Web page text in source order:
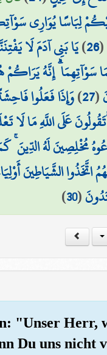
لِبَاسًا يُوَارِي
(
26
)يَا بَنِي آدَمَ لَا
سَوْآتِهِمَا ۗ إِنَّهُ
(
27
)وَإِذَا فَعَلُوا
عَلَى اللَّهِ مَا لَا
مُخْلِصِينَ لَهُ الدِّينَ
الشَّيَاطِينَ
(
30
)
"Unser Herr,
Du uns nicht